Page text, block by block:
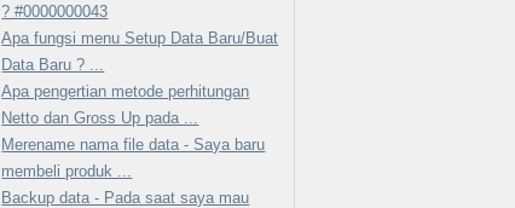
? #0000000043
Apa fungsi menu Setup Data Baru/Buat
Data Baru ? ...
Apa pengertian metode perhitungan
Netto dan Gross Up pada ...
Merename nama file data - Saya baru
membeli produk ...
Backup data - Pada saat saya mau